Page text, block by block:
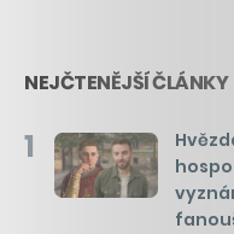
NEJČTENĚJŠÍ ČLÁNKY
1